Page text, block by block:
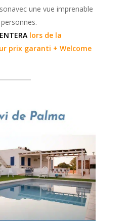
une vue imprenable
personnes.
lors de la
prix garanti + Welcome